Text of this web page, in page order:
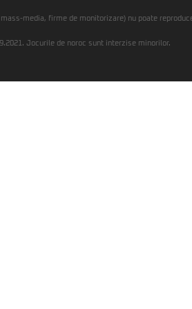
media, firme de monitorizare) nu poate
Jocurile de noroc sunt interzise minorilor.